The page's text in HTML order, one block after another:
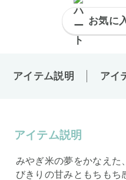
お気に
アイテム説明 アイ
アイテム説明
みやぎ米の夢をかなえた
びきりの甘みともちもち